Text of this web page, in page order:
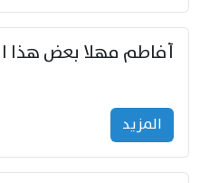
المزید